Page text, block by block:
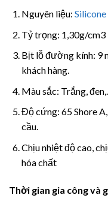
Nguyên liệu: Silicone
Tỷ trọng: 1,30g/cm3
Bịt lỗ đường kính: 9
khách hàng.
Màu sắc: Trắng, đen,…
Độ cứng: 65 Shore
cầu.
Chịu nhiệt độ cao,
hóa chất
Thời gian gia công và